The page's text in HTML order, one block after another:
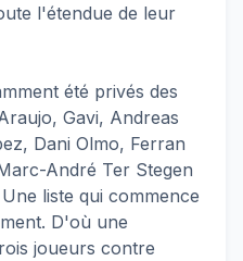
l'étendue de leur
été privés des
Gavi, Andreas
Dani Olmo, Ferran
André Ter Stegen
liste qui commence
D'où une
joueurs contre